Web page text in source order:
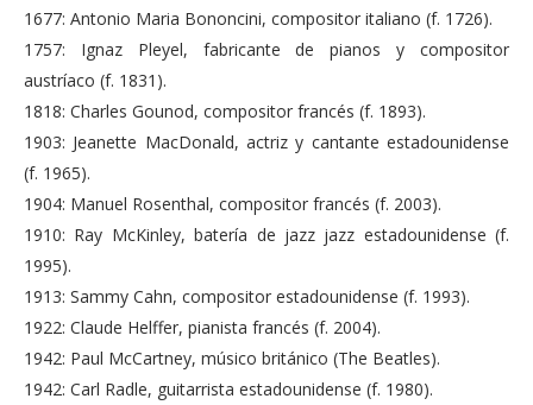
1677: Antonio Maria Bononcini, compositor italiano (f. 1726).
1757: Ignaz Pleyel, fabricante de pianos y compositor
austríaco (f. 1831).
1818: Charles Gounod, compositor francés (f. 1893).
1903: Jeanette MacDonald, actriz y cantante estadounidense
(f. 1965).
1904: Manuel Rosenthal, compositor francés (f. 2003).
1910: Ray McKinley, batería de jazz jazz estadounidense (f.
1995).
1913: Sammy Cahn, compositor estadounidense (f. 1993).
1922: Claude Helffer, pianista francés (f. 2004).
1942: Paul McCartney, músico británico (The Beatles).
1942: Carl Radle, guitarrista estadounidense (f. 1980).